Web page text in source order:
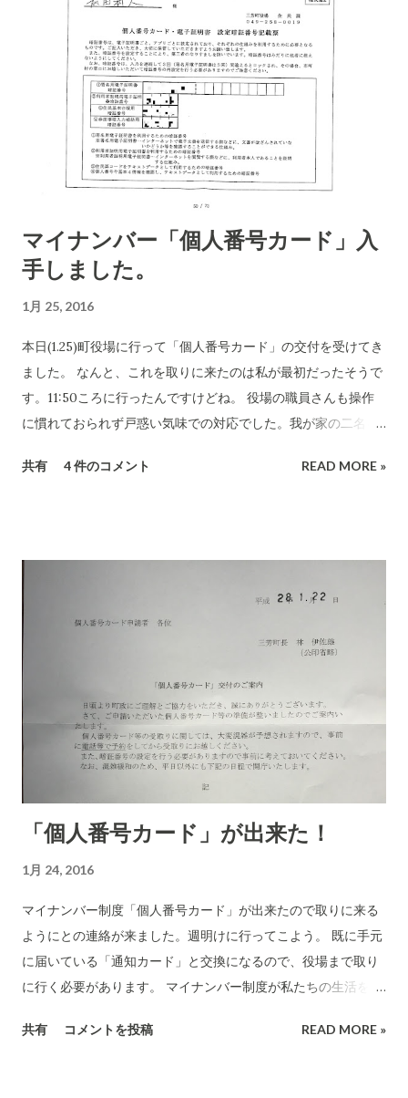
初め、国をあげてこのウイルスを媒介する蚊を退治するために
動きだしています。軍隊を動員して蚊の繁殖する水たまりなど
を無くする動きです。 アメリカのCDC(アメリカ疾病予防管理
センタ)は、妊娠中やその可能性のある女性はジカウイルスが確
認されている国には旅行を控えるように声明を出しています。
アメリは人口の70%以上の人が住む地域が夏になればこのウイ
ルスを媒介する蚊が生息できる温度になるので、オバマ大統領
は既に警戒宣言をだしています。 今は、中南米が感染地なので
の中南米での広がりも大変にスピードが早かったのです昨年の
後半以降に感染国が急増してきた経緯があります。 Zika ウイル
の蚊はデング熱や横熱病のウイルスを媒介することでも知られ
ている。 ジカウイルスは1947年にウガンダで始めて発見された
が、現在はラテンアメリカに広がっている。 このウイルスに妊
婦が感染すると「小頭症」の子が産まれると科学者は分析して
いる。 また、高熱がでたり発疹がでたりの症状をが刺された人
だ開発されていない(ワクチンなどは未だない） ジカウイルスに
マイナンバー「個人番号カード」入
手しました。
1月 25, 2016
本日(1.25)町役場に行って「個人番号カード」の交付を受けてき
ました。 なんと、これを取りに来たのは私が最初だったそうで
す。11:50ころに行ったんですけどね。 役場の職員さんも操作
に慣れておられず戸惑い気味での対応でした。我が家の二名を
ん。 この交付を受けるには、少々時間を要します。今日は私た
(4種類)を提出して受け付けてもらいます。 個人番号カードと電
子証明書の暗証番号を用紙に書き込むことが必要なので行く前
に予め決めておくといいでしょう。役所に行ってからでは、迷
いますからね。 この用紙に暗証をメモ書きします。 この用紙
(上の写真)は役所には渡しません。持って帰ってきます。 下図
のパソコン入力の時に使います。 4桁の数字でつくる②〜④の
暗証番号は同一が面倒がなくていいと思います。それぞれに異
なる番号を設定することも可能です。後日、自宅のネットに繋
がったパソコンから自由に変更ができるので、役所に行った時
は共通にしておいたらどうでしょうか。 申請を自身でタッチパ
そうな予感です。 ここに暗証番号を入力します。 パソコン操作
に慣れていない人は時間がかかりそうです。順番待ちの人はイ
ライラが募りそうです。普通にパソコン操作している人はなん
らの問題はありません。 この操作が完了するとすぐに「個人番
に手渡されて手続き完了です。 ケース自体がこのように必要な
共有 4 件のコメント READ MORE »
「個人番号カード」が出来た！
1月 24, 2016
マイナンバー制度「個人番号カード」が出来たので取りに来る
ようにとの連絡が来ました。週明けに行ってこよう。 既に手元
に届いている「通知カード」と交換になるので、役場まで取り
に行く必要があります。 マイナンバー制度が私たちの生活をよ
ップをどれだけ活用するかに一つは掛かっています。民間への
共有 コメントを投稿 READ MORE »